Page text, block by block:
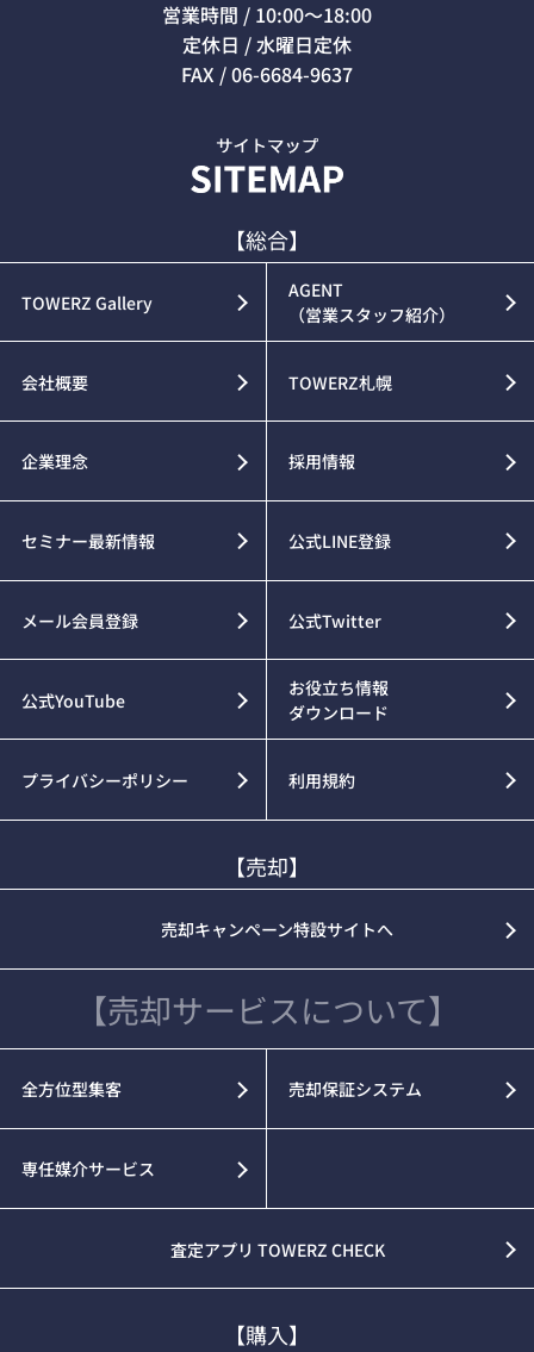
営業時間 / 10:00～18:00
定休日 / 水曜日定休
FAX / 06-6684-9637
【総合】
TOWERZ Gallery
AGENT
（営業スタッフ紹介）
会社概要 TOWERZ札幌
企業理念 採用情報
セミナー最新情報 公式LINE登録
メール会員登録 公式Twitter
公式YouTube
お役立ち情報
ダウンロード
プライバシーポリシー 利用規約
【売却】
売却キャンペーン特設サイトへ
【売却サービスについて】
全方位型集客 売却保証システム
専任媒介サービス
査定アプリ TOWERZ CHECK
【購入】